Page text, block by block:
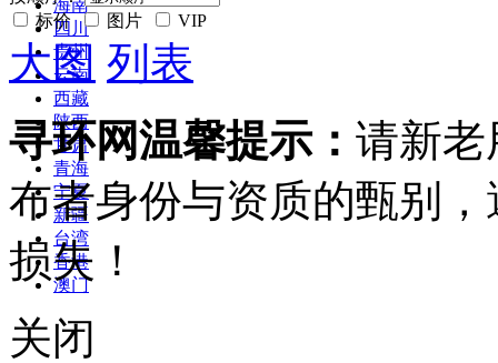
海南
四川
贵州
云南
西藏
陕西
甘肃
青海
宁夏
新疆
台湾
香港
澳门
标价
图片 VIP
大图 列表
寻环网温馨提示： 请新老
布者身份与资质的甄别
损失！
关闭